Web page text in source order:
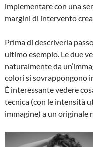
implementare con una
margini di intervento
Prima di descriverla
ultimo esempio. Le due
naturalmente da
colori si sovrappongono
È interessante vedere
tecnica (con le intensità
immagine) a un originale